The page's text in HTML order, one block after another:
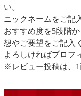
い。
ニックネームをご記
おすすめ度を5段階
想やご要望をご記入
よろしければプロフ
※レビュー投稿は、1